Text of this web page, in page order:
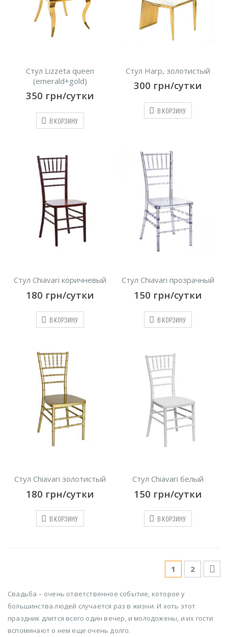
Стул Lizzeta queen
(emerald+gold)
350 грн/сутки
В КОРЗИНУ
Стул Harp, золотистый
300 грн/сутки
В КОРЗИНУ
Стул Chiavari коричневый
180 грн/сутки
В КОРЗИНУ
Стул Chiavari прозрачный
150 грн/сутки
В КОРЗИНУ
Стул Chiavari золотистый
180 грн/сутки
В КОРЗИНУ
Стул Chiavari белый
150 грн/сутки
В КОРЗИНУ
1 2
Свадьба – очень ответственное событие, которое у
большинства людей случается раз в жизни. И хоть этот
праздник длится всего один вечер, и молодожены, и их гости
вспоминают о нем еще очень долго.